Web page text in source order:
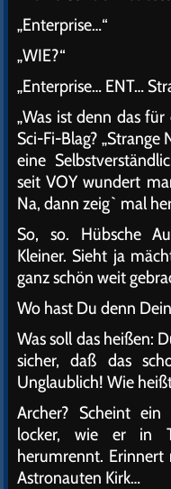
„Enterprise…“
„WIE?“
„Enterprise… ENT…
„Was ist denn das
Sci-Fi-Blag? „Strange
eine
seit VOY wundert
Na, dann zeig` mal
So, so. Hübsche
Kleiner. Sieht ja
ganz schön weit
Wo hast Du denn
Was soll das heißen:
sicher, daß das
Unglaublich! Wie
Archer? Scheint
locker, wie er in
herumrennt.
Astronauten Kirk…